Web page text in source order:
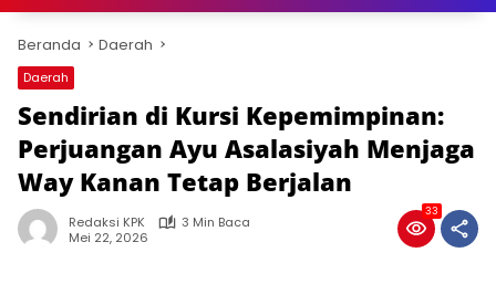
Beranda Daerah
Daerah
Sendirian di Kursi Kepemimpinan:
Perjuangan Ayu Asalasiyah Menjaga
Way Kanan Tetap Berjalan
Redaksi KPK
3 Min Baca
Mei 22, 2026
33